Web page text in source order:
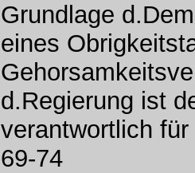
Grundlage
eines
d.Regierung ist
verantwortlich
69-74